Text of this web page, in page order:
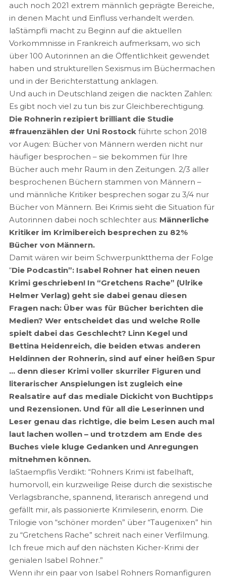
auch noch 2021 extrem männlich geprägte Bereiche,
in denen Macht und Einfluss verhandelt werden.
laStämpfli macht zu Beginn auf die aktuellen
Vorkommnisse in Frankreich aufmerksam, wo sich
über 100 Autorinnen an die Öffentlichkeit gewendet
haben und strukturellen Sexismus im Büchermachen
und in der Berichterstattung anklagen.
Und auch in Deutschland zeigen die nackten Zahlen:
Es gibt noch viel zu tun bis zur Gleichberechtigung.
Die Rohnerin rezipiert brilliant die Studie
#frauenzählen der Uni Rostockführte schon 2018
vor Augen: Bücher von Männern werden nicht nur
häufiger besprochen – sie bekommen für Ihre
Bücher auch mehr Raum in den Zeitungen. 2/3 aller
besprochenen Büchern stammen von Männern –
und männliche Kritiker besprechen sogar zu 3/4 nur
Bücher von Männern. Bei Krimis sieht die Situation für
Autorinnen dabei noch schlechter aus: Männerliche
Kritiker im Krimibereich besprechen zu 82%
Bücher von Männern.
Damit wären wir beim Schwerpunktthema der Folge
“Die Podcastin”: Isabel Rohner hat einen neuen
Krimi geschrieben! In “Gretchens Rache” (Ulrike
Helmer Verlag) geht sie dabei genau diesen
Fragen nach: Über was für Bücher berichten die
Medien? Wer entschei­det das und welche Rolle
spielt dabei das Geschlecht? Linn Kegel und
Bettina Hei­denreich, die beiden etwas anderen
Heldinnen der Rohnerin, sind auf einer heißen Spur
… denn dieser Krimi voller skurriler Figuren und
literarischer An­spie­lungen ist zugleich eine
Realsatire auf das mediale Dickicht von Buchtipps
und Rezensionen. Und für all die Leserinnen und
Leser genau das richtige, die beim Lesen auch mal
laut lachen wollen – und trotzdem am Ende des
Buches viele kluge Gedanken und Anregungen
mitnehmen können.
laStaempflis Verdikt: “Rohners Krimi ist fabelhaft,
humorvoll, ein kurzweilige Reise durch die sexistische
Verlagsbranche, spannend, literarisch anregend und
gefällt mir, als passionierte Krimileserin, enorm. Die
Trilogie von “schöner morden” über “Taugenixen” hin
zu “Gretchens Rache” schreit nach einer Verfilmung.
Ich freue mich auf den nächsten Kicher-Krimi der
genialen Isabel Rohner.”
Wenn ihr ein paar von Isabel Rohners Romanfiguren